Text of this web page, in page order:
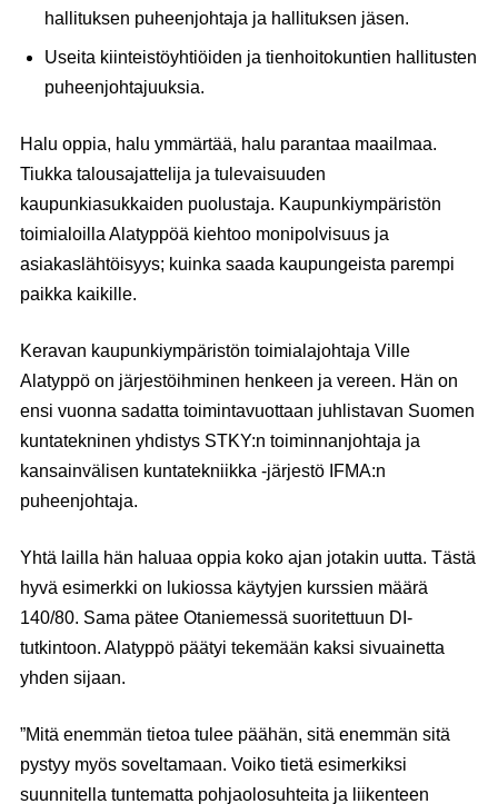
hallituksen puheenjohtaja ja hallituksen jäsen.
Useita kiinteistöyhtiöiden ja tienhoitokuntien hallitusten
puheenjohtajuuksia.
Halu oppia, halu ymmärtää, halu parantaa maailmaa.
Tiukka talousajattelija ja tulevaisuuden
kaupunkiasukkaiden puolustaja. Kaupunkiympäristön
toimialoilla Alatyppöä kiehtoo monipolvisuus ja
asiakaslähtöisyys; kuinka saada kaupungeista parempi
paikka kaikille.
Keravan kaupunkiympäristön toimialajohtaja Ville
Alatyppö on järjestöihminen henkeen ja vereen. Hän on
ensi vuonna sadatta toimintavuottaan juhlistavan Suomen
kuntatekninen yhdistys STKY:n toiminnanjohtaja ja
kansainvälisen kuntatekniikka -järjestö IFMA:n
puheenjohtaja.
Yhtä lailla hän haluaa oppia koko ajan jotakin uutta. Tästä
hyvä esimerkki on lukiossa käytyjen kurssien määrä
140/80. Sama pätee Otaniemessä suoritettuun DI-
tutkintoon. Alatyppö päätyi tekemään kaksi sivuainetta
yhden sijaan.
”Mitä enemmän tietoa tulee päähän, sitä enemmän sitä
pystyy myös soveltamaan. Voiko tietä esimerkiksi
suunnitella tuntematta pohjaolosuhteita ja liikenteen